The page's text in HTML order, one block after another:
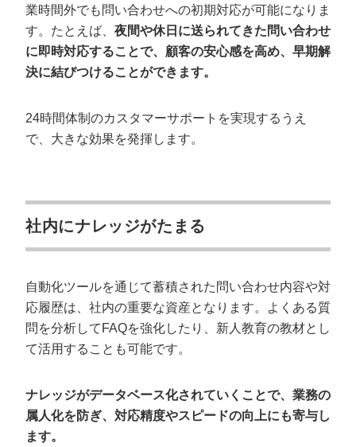
業時間外でも問い合わせへの初期対応が可能になりま
す。たとえば、 夜間や休日に送られてきた問い合わせ
に即時対応することで、顧客の安心感を高め、早期解
決に結びつけることができます。
24時間体制のカスタマーサポートを実現するうえ
で、大きな効果を発揮します。
社内にナレッジがたまる
自動化ツールを通じて蓄積された問い合わせ内容や対
応履歴は、社内の重要な資産となります。よくある質
問を分析してFAQを強化したり、新人教育の教材とし
て活用することも可能です。
ナレッジがデータベース化されていくことで、業務の
属人化を防ぎ、対応精度やスピードの向上にも寄与し
ます。